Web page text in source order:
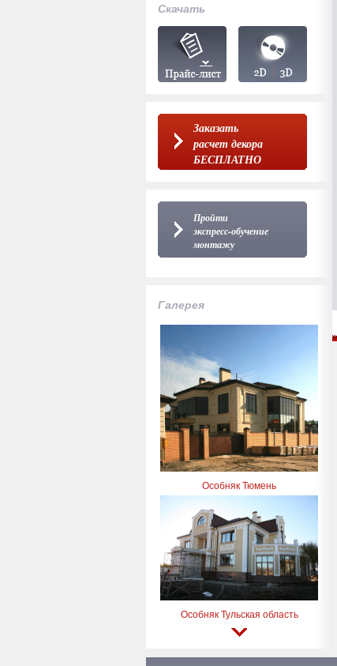
Скачать
Заказать
расчет декора
БЕСПЛАТНО
Пройти
экспресс-обучение
монтажу
Галерея
Особняк Тюмень
Особняк Тульская область